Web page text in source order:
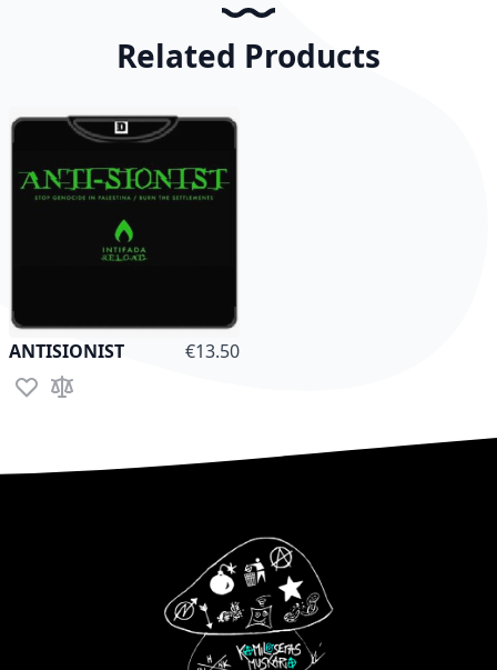
Related Products
ANTISIONIST As low as
€13.50
Add to Wish List
Add to Compare